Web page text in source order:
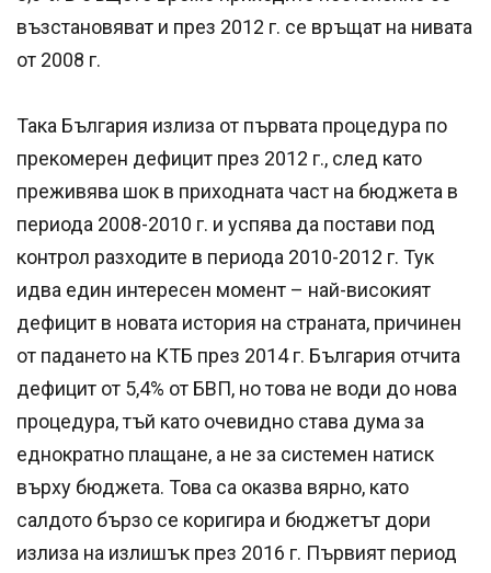
възстановяват и през 2012 г. се връщат на нивата
от 2008 г.
Така България излиза от първата процедура по
прекомерен дефицит през 2012 г., след като
преживява шок в приходната част на бюджета в
периода 2008-2010 г. и успява да постави под
контрол разходите в периода 2010-2012 г. Тук
идва един интересен момент – най-високият
дефицит в новата история на страната, причинен
от падането на КТБ през 2014 г. България отчита
дефицит от 5,4% от БВП, но това не води до нова
процедура, тъй като очевидно става дума за
еднократно плащане, а не за системен натиск
върху бюджета. Това са оказва вярно, като
салдото бързо се коригира и бюджетът дори
излиза на излишък през 2016 г. Първият период